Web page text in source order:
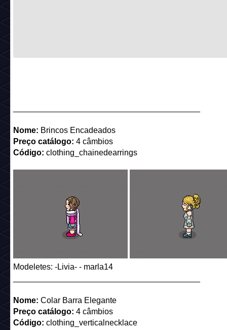
Nome: Brincos Encadeados
Preço catálogo: 4 câmbios
Código: clothing_chainedearrings
Modeletes: -Livia- - marla14
Nome: Colar Barra Elegante
Preço catálogo: 4 câmbios
Código: clothing_verticalnecklace